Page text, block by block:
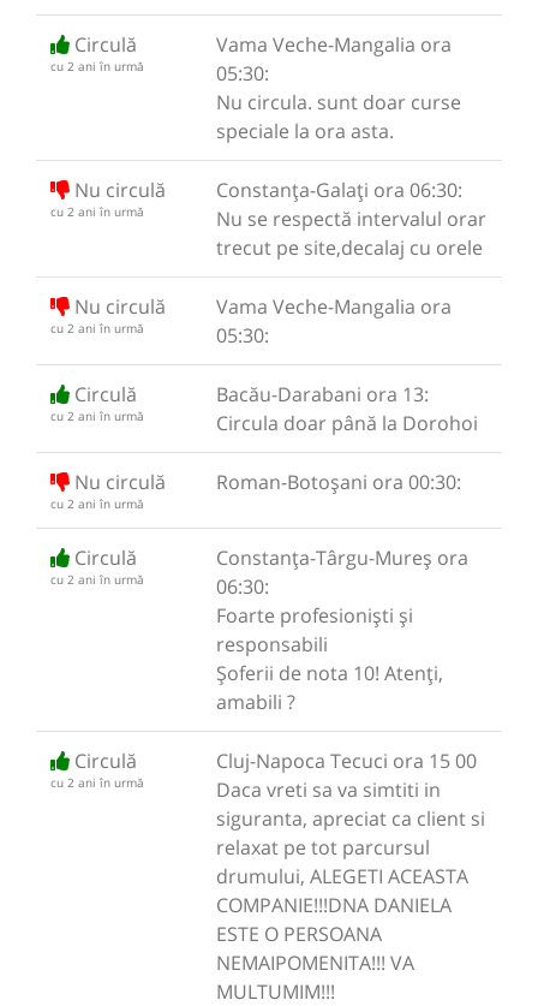
Circulă
cu 2 ani în urmă
Vama Veche-Mangalia ora
05:30:
Nu circula. sunt doar curse
speciale la ora asta.
Nu circulă
cu 2 ani în urmă
Constanța-Galați ora 06:30:
Nu se respectă intervalul orar
trecut pe site,decalaj cu orele
Nu circulă
cu 2 ani în urmă
Vama Veche-Mangalia ora
05:30:
Circulă
cu 2 ani în urmă
Bacău-Darabani ora 13:
Circula doar până la Dorohoi
Nu circulă
cu 2 ani în urmă
Roman-Botoșani ora 00:30:
Circulă
cu 2 ani în urmă
Constanța-Târgu-Mureș ora
06:30:
Foarte profesioniști și
responsabili
Șoferii de nota 10! Atenți,
amabili ?
Circulă
cu 2 ani în urmă
Cluj-Napoca Tecuci ora 15 00
Daca vreti sa va simtiti in
siguranta, apreciat ca client si
relaxat pe tot parcursul
drumului, ALEGETI ACEASTA
COMPANIE!!!DNA DANIELA
ESTE O PERSOANA
NEMAIPOMENITA!!! VA
MULTUMIM!!!